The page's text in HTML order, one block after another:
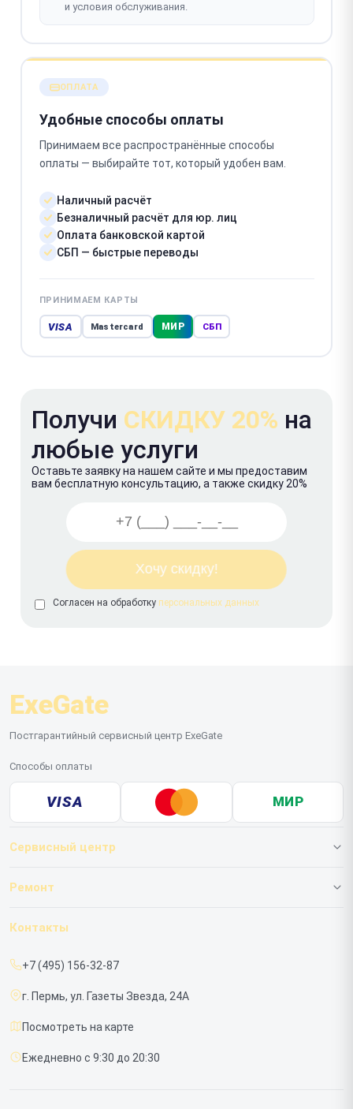
и условия обслуживания.
ОПЛАТА
Удобные способы оплаты
Принимаем все распространённые способы
оплаты — выбирайте тот, который удобен вам.
Наличный расчёт
Безналичный расчёт для юр. лиц
Оплата банковской картой
СБП — быстрые переводы
ПРИНИМАЕМ КАРТЫ
VISA Mastercard МИР СБП
Получи СКИДКУ 20% на
любые услуги
Оставьте заявку на нашем сайте и мы предоставим
вам бесплатную консультацию, а также скидку 20%
Согласен на обработку персональных данных
ExeGate
Постгарантийный сервисный центр ExeGate
Способы оплаты
VISA МИР
Сервисный центр
О нашем сервисе
Срочный ремонт
Доставка и способы оплаты
Диагностика
Контакты
Ремонт
ИБП
Контакты
+7 (495) 156-32-87
г. Пермь, ул. Газеты Звезда, 24А
Посмотреть на карте
Ежедневно с 9:30 до 20:30